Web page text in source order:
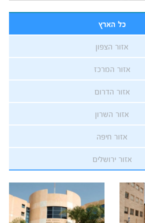
כל הארץ
אזור הצפון
אזור המרכז
אזור הדרום
אזור השרון
אזור חיפה
אזור ירושלים